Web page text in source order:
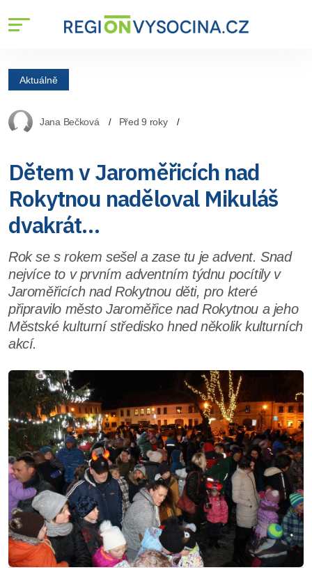
Aktuálně
Jana Bečková Před 9 roky
Dětem v Jaroměřicích nad
Rokytnou naděloval Mikuláš
dvakrát…
Rok se s rokem sešel a zase tu je advent. Snad
nejvíce to v prvním adventním týdnu pocítily v
Jaroměřicích nad Rokytnou děti, pro které
připravilo město Jaroměřice nad Rokytnou a jeho
Městské kulturní středisko hned několik kulturních
akcí.